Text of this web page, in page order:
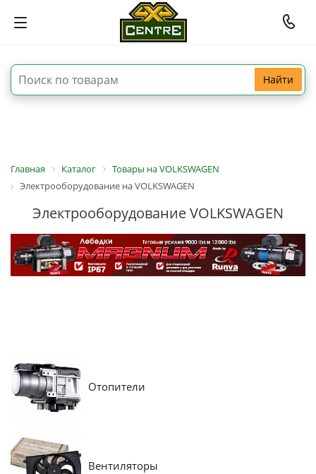
Найти
Главная Каталог
Товары на VOLKSWAGEN
Электрооборудование на VOLKSWAGEN
Электрооборудование VOLKSWAGEN
Отопители
Вентиляторы